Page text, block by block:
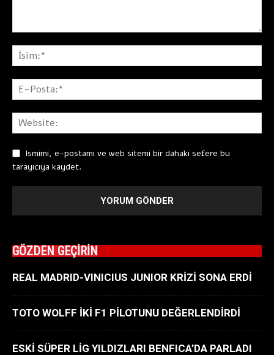
Ismimi, e-postamı ve web sitemi bir dahaki sefere bu
tarayıcıya kaydet.
GÖZDEN GEÇİRİN
REAL MADRID-VINICIUS JUNIOR KRİZİ SONA ERDİ
TOTO WOLFF İKİ F1 PİLOTUNU DEĞERLENDİRDİ
ESKİ SÜPER LİG YILDIZLARI BENFICA’DA PARLADI